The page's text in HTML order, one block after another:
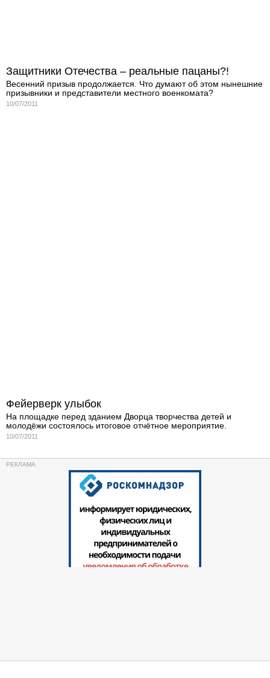
Защитники Отечества – реальные пацаны?!
Весенний призыв продолжается. Что думают об этом нынешние
призывники и представители местного военкомата?
10/07/2011
Фейерверк улыбок
На площадке перед зданием Дворца творчества детей и
молодёжи состоялось итоговое отчётное мероприятие.
10/07/2011